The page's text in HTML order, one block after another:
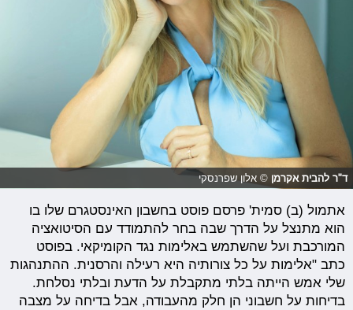
ד"ר להבית אקרמן © אלון שפרנסקי
אתמול (ב) סמית' פרסם פוסט בחשבון האינסטגרם שלו בו
הוא מתנצל על הדרך שבה בחר להתמודד עם הסיטואציה
המורכבת ועל שהשתמש באלימות נגד הקומיקאי. בפוסט
כתב "אלימות על כל צורותיה היא רעילה והרסנית. ההתנהגות
שלי אמש הייתה בלתי מתקבלת על הדעת ובלתי נסלחת.
בדיחות על חשבוני הן חלק מהעבודה, אבל בדיחה על מצבה